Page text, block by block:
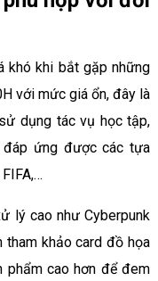
khó khi bắt gặp những
với mức giá ổn, đây là
dụng tác vụ học tập,
đáp ứng được các tựa
lý cao như Cyberpunk
tham khảo card đồ họa
phẩm cao hơn để đem